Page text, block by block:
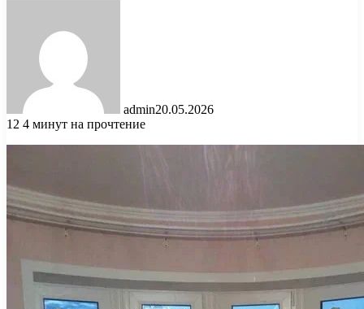
admin20.05.2026
12 4 минут на прочтение